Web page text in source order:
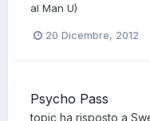
al Man U)
20 Dicembre, 2012
Psycho Pass
topic ha risposto a